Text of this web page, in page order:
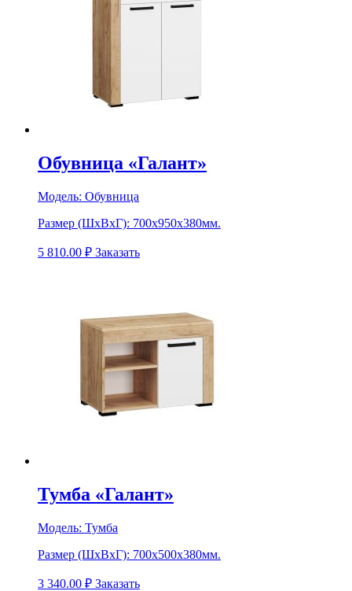
Обувница «Галант»
Модель: Обувница
Размер (ШхВхГ): 700х950х380мм.
5 810.00 ₽ Заказать
Тумба «Галант»
Модель: Тумба
Размер (ШхВхГ): 700х500х380мм.
3 340.00 ₽ Заказать